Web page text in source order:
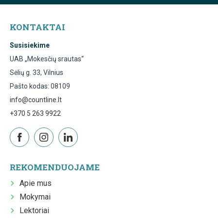
KONTAKTAI
Susisiekime
UAB „Mokesčių srautas“
Sėlių g. 33, Vilnius
Pašto kodas: 08109
info@countline.lt
+370 5 263 9922
REKOMENDUOJAME
Apie mus
Mokymai
Lektoriai